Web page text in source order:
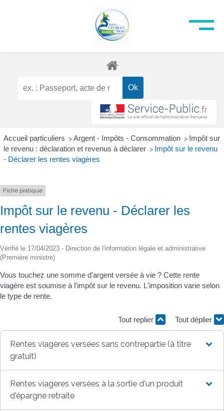
Accueil particuliers > Argent - Impôts - Consommation > Impôt sur
le revenu : déclaration et revenus à déclarer > Impôt sur le revenu
- Déclarer les rentes viagères
Fiche pratique
Impôt sur le revenu - Déclarer les
rentes viagères
Vérifié le 17/04/2023 - Direction de l'information légale et administrative
(Première ministre)
Vous touchez une somme d'argent versée à vie ? Cette rente
viagère est soumise à l'impôt sur le revenu. L'imposition varie selon
le type de rente.
Tout replier Tout déplier
Rentes viagères versées sans contrepartie (à titre
gratuit)
Rentes viagères versées à la sortie d'un produit
d'épargne retraite